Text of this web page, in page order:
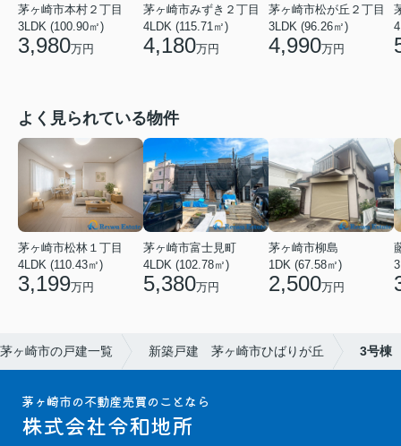
茅ヶ崎市本村２丁目
3LDK (100.90㎡)
3,980万円
茅ヶ崎市みずき２丁目
4LDK (115.71㎡)
4,180万円
茅ヶ崎市松が丘２丁目
3LDK (96.26㎡)
4,990万円
よく見られている物件
茅ヶ崎市松林１丁目
4LDK (110.43㎡)
3,199万円
茅ヶ崎市富士見町
4LDK (102.78㎡)
5,380万円
茅ヶ崎市柳島
1DK (67.58㎡)
2,500万円
茅ヶ崎市の戸建一覧 新築戸建 茅ヶ崎市ひばりが丘 3号棟
茅ヶ崎市の不動産売買のことなら
株式会社令和地所